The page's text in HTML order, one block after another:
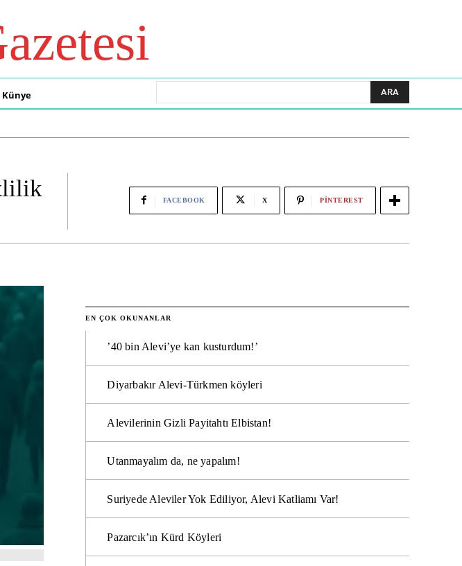
Künye ARA
FACEBOOK X PINTEREST
EN ÇOK OKUNANLAR
’40 bin Alevi’ye kan kusturdum!’
Diyarbakır Alevi-Türkmen köyleri
Alevilerinin Gizli Payitahtı Elbistan!
Utanmayalım da, ne yapalım!
Suriyede Aleviler Yok Ediliyor, Alevi Katliamı Var!
Pazarcık’ın Kürd Köyleri